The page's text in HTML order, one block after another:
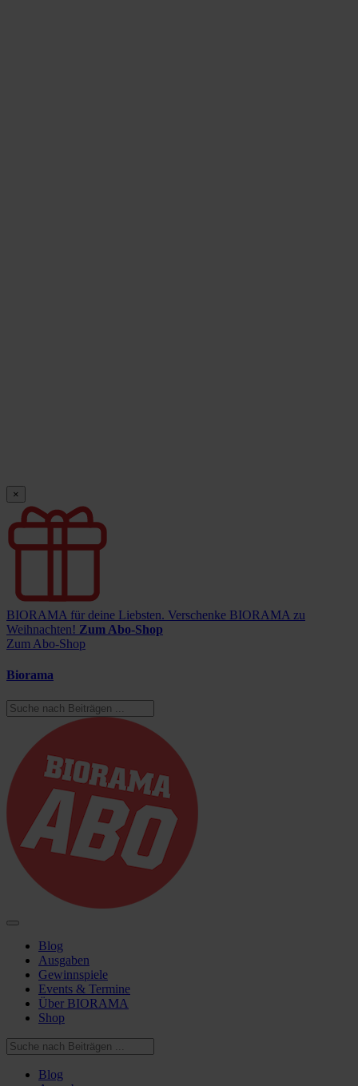
×
BIORAMA für deine Liebsten. Verschenke BIORAMA zu
Weihnachten! Zum Abo-Shop
Zum Abo-Shop
Biorama
Blog
Ausgaben
Gewinnspiele
Events & Termine
Über BIORAMA
Shop
Blog